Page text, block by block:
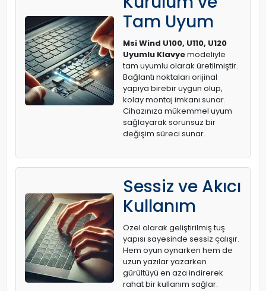
Tam Uyum
Msi Wind U100, U110, U120
Uyumlu Klavyemodeliyle
tam uyumlu olarak üretilmiştir.
Bağlantı noktaları orijinal
yapıya birebir uygun olup,
kolay montaj imkanı sunar.
Cihazınıza mükemmel uyum
sağlayarak sorunsuz bir
değişim süreci sunar.
Sessiz ve Akıcı
Kullanım
Özel olarak geliştirilmiş tuş
yapısı sayesinde sessiz çalışır.
Hem oyun oynarken hem de
uzun yazılar yazarken
gürültüyü en aza indirerek
rahat bir kullanım sağlar.